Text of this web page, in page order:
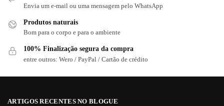
Envia um e-mail ou uma mensagem pelo WhatsApp
Produtos naturais
Bom para o corpo e para o ambiente
100% Finalização segura da compra
entre outros: Wero / PayPal / Cartão de crédito
ARTIGOS RECENTES NO BLOGUE